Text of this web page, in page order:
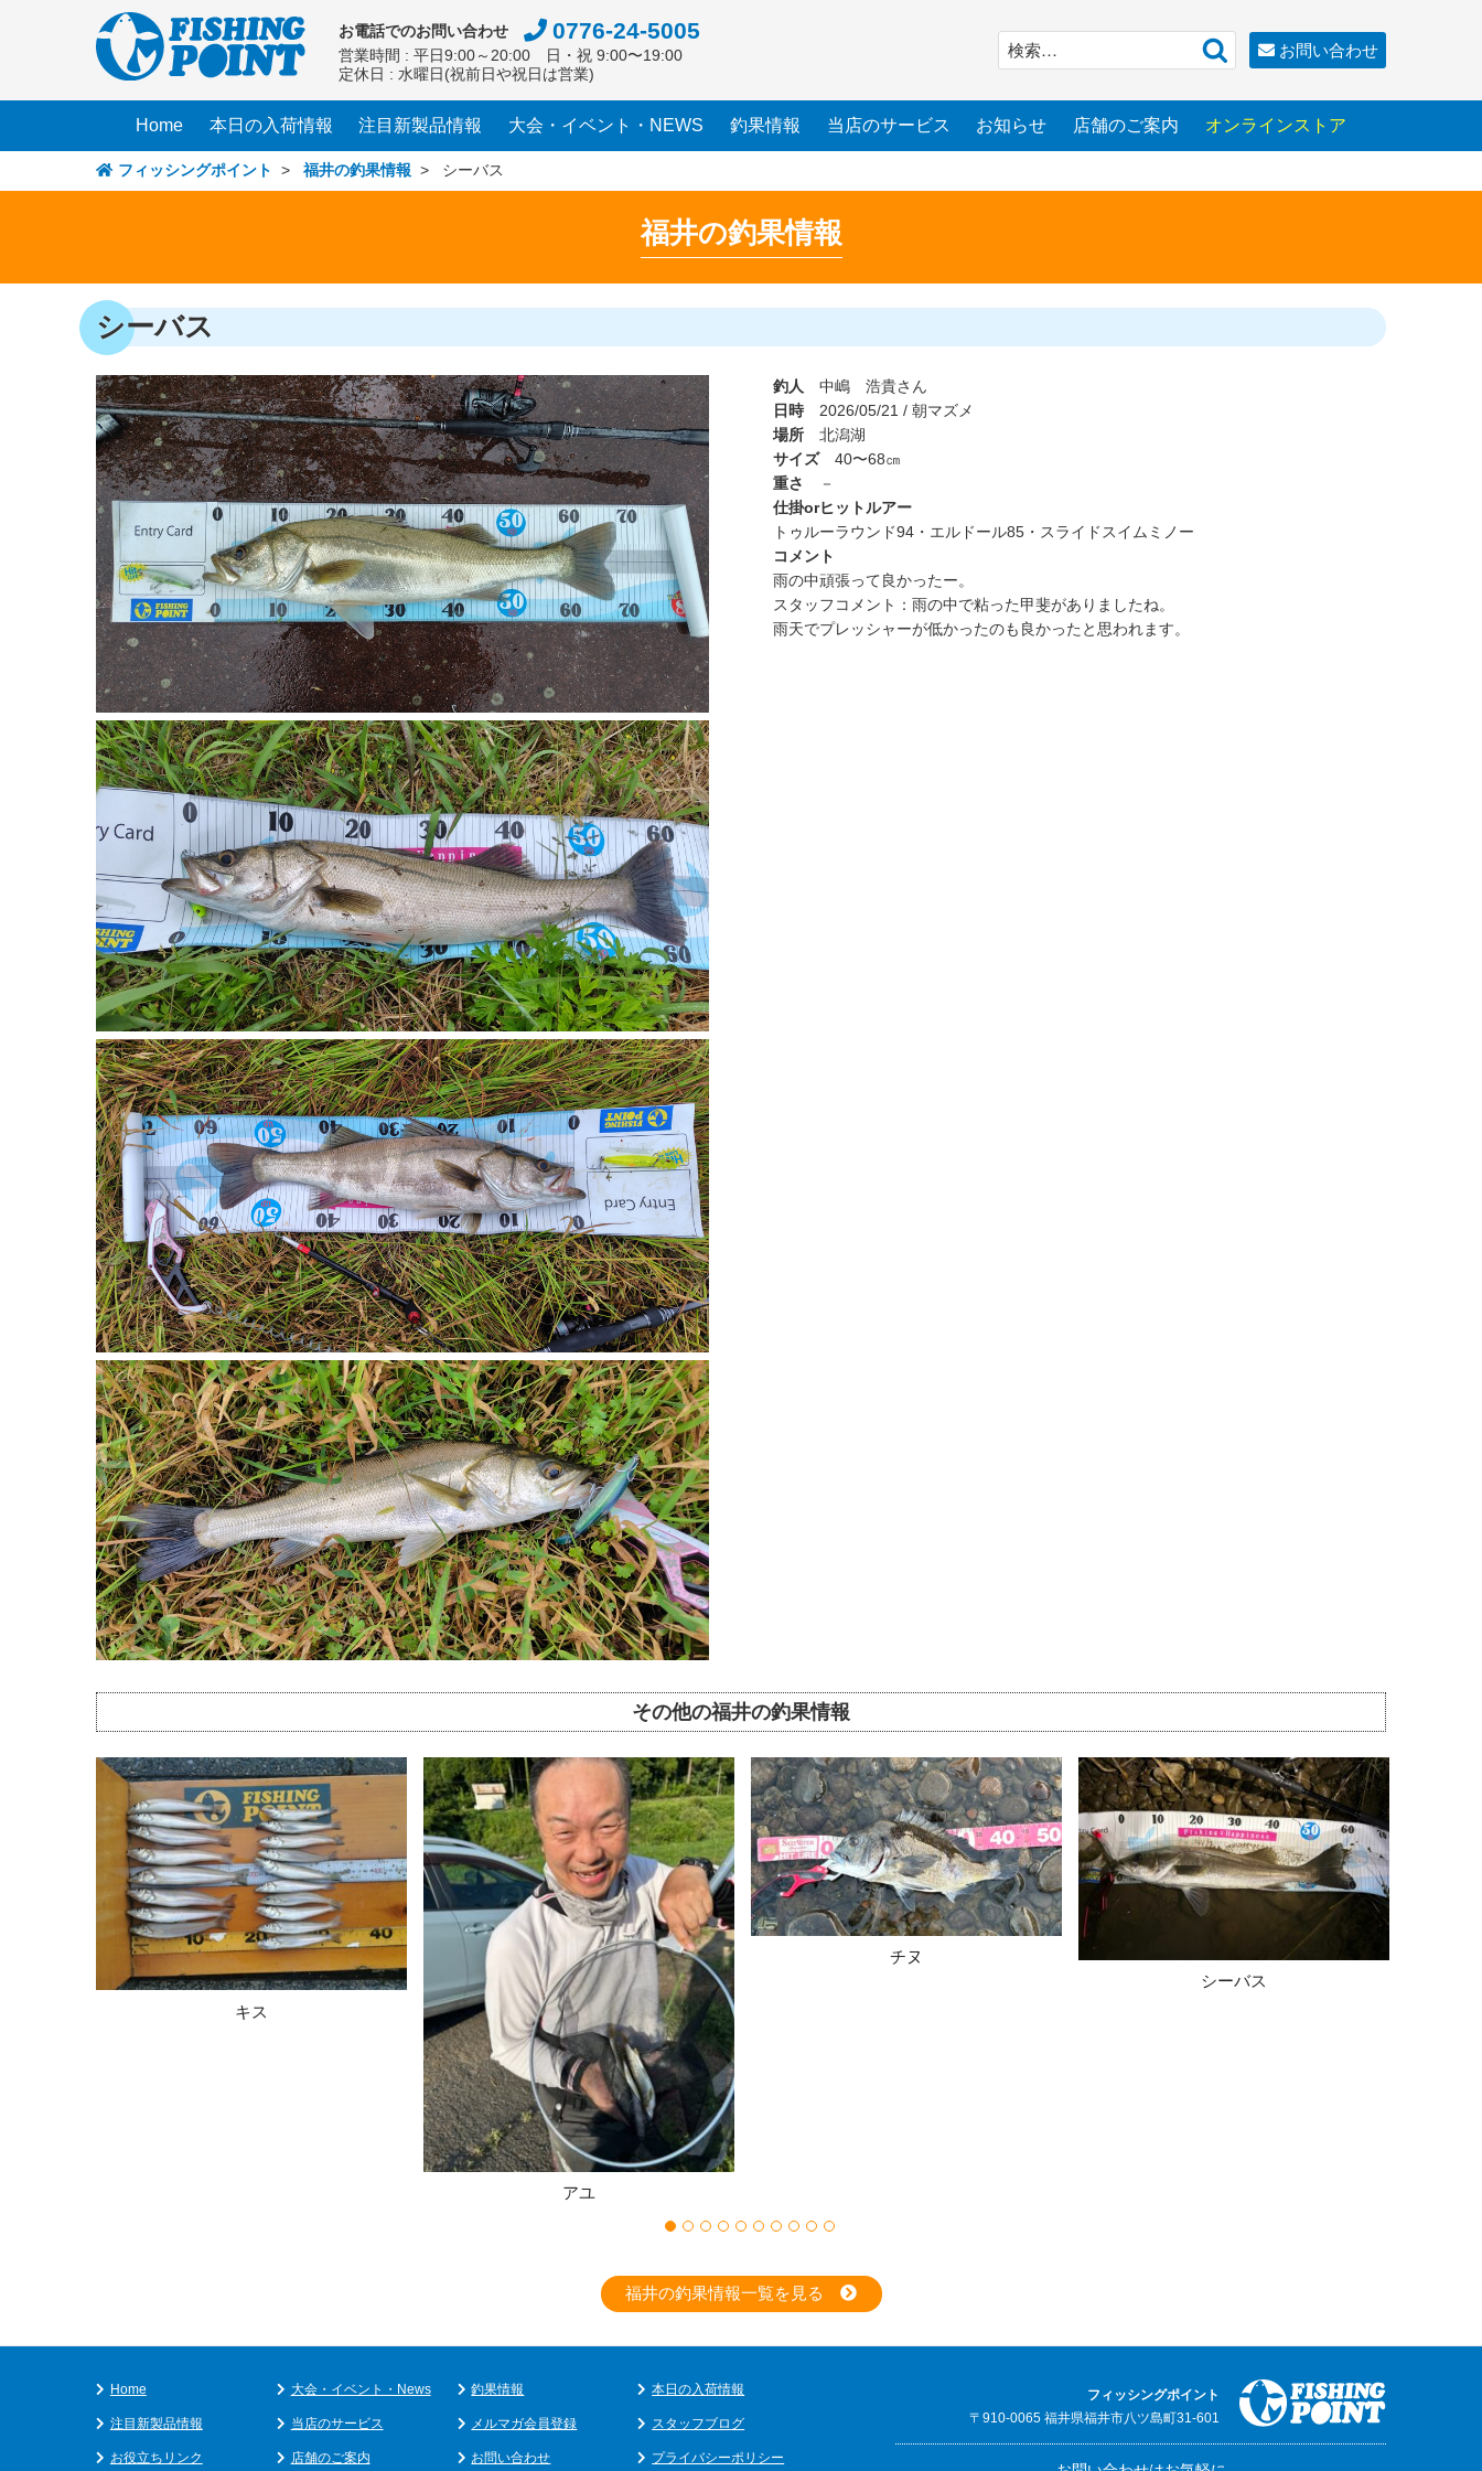
キ
お電話でのお問い合わせ 0776-24-5005
営業時間 : 平日9:00～20:00 日・祝 9:00〜19:00
定休日 : 水曜日(祝前日や祝日は営業)
索:
お問い合わせ
Home 本日の入荷情報 注目新製品情報 大会・イベント・NEWS 釣果情報 当店のサービス お知らせ 店舗のご案内 オンラインストア
フィッシングポイント >福井の釣果情報 > シーバス
福井の釣果情報
シーバス
釣人
中嶋 浩貴さん
日時
2026/05/21 / 朝マズメ
場所
北潟湖
サイズ
40〜68㎝
重さ
－
仕掛orヒットルアー
トゥルーラウンド94・エルドール85・スライドスイムミノー
コメント
雨の中頑張って良かったー。
スタッフコメント：雨の中で粘った甲斐がありましたね。
雨天でプレッシャーが低かったのも良かったと思われます。
その他の福井の釣果情報
キス
アユ
チヌ
シーバス
福井の釣果情報一覧を見る
Home 大会・イベント・News 釣果情報 本日の入荷情報
注目新製品情報 当店のサービス メルマガ会員登録 スタッフブログ
お役立ちリンク 店舗のご案内 お問い合わせ プライバシーポリシー
フィッシングポイント
〒910-0065 福井県福井市八ツ島町31-601